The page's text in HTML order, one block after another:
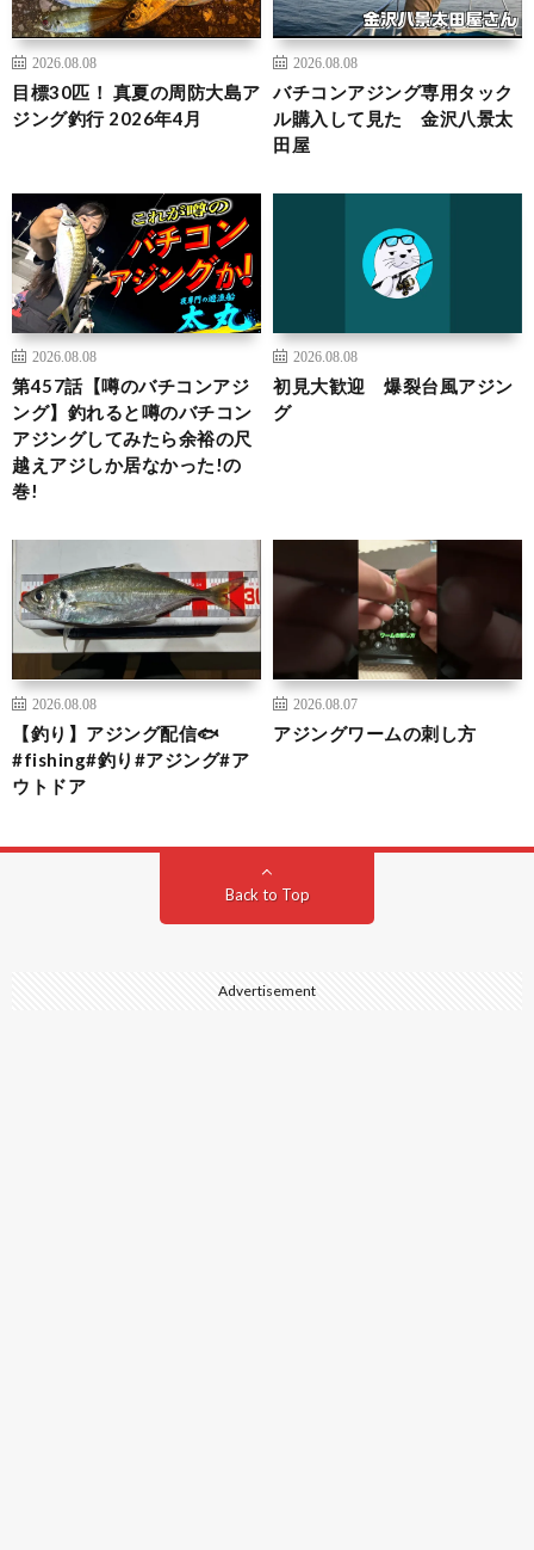
2026.08.08
目標30匹！ 真夏の周防大島ア
ジング釣行 2026年4月
2026.08.08
バチコンアジング専用タック
ル購入して見た 金沢八景太
田屋
2026.08.08
第457話【噂のバチコンアジ
ング】釣れると噂のバチコン
アジングしてみたら余裕の尺
越えアジしか居なかった!の
巻!
2026.08.08
初見大歓迎 爆裂台風アジン
グ
2026.08.08
【釣り】アジング配信🐟
#fishing#釣り#アジング#ア
ウトドア
2026.08.07
アジングワームの刺し方
Back to Top
Advertisement